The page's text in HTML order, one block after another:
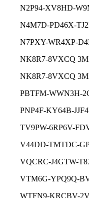
N2P94-XV8HD-
N4M7D-PD46X-
N7PXY-WR4XP-
NK8R7-8VXCQ
NK8R7-8VXCQ
PBTFM-WWN3H-
PNP4F-KY64B-
TV9PW-6RP6V-
V44DD-TMTDC-
VQCRC-J4GTW-
VTM6G-YPQ9Q-
WTFN9-KRCBV-